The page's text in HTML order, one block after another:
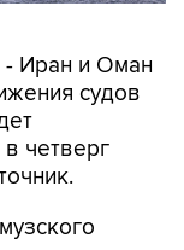
- Иран и Оман
судов
четверг